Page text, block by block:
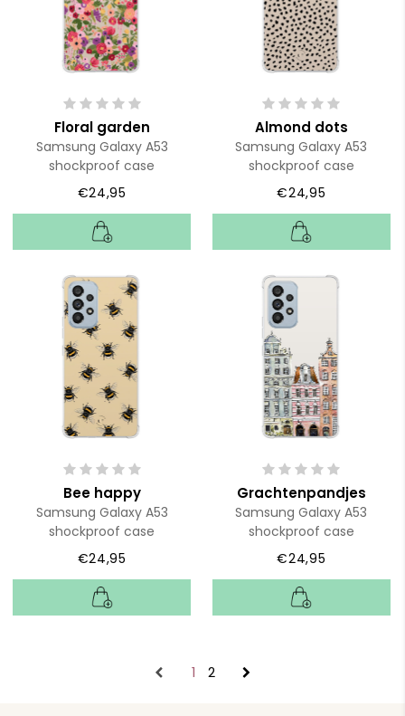
Floral garden
Samsung Galaxy A53
shockproof case
€24,95
Almond dots
Samsung Galaxy A53
shockproof case
€24,95
Bee happy
Samsung Galaxy A53
shockproof case
€24,95
Grachtenpandjes
Samsung Galaxy A53
shockproof case
€24,95
1 2